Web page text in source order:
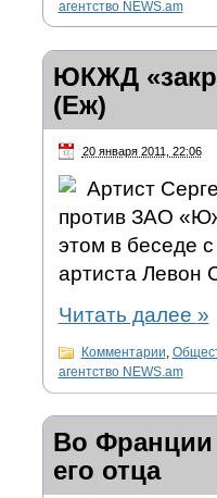
агентство NEWS.am
ЮКЖД
(Еж)
20 января 2011, 22:06
Артист
против ЗАО
этом в беседе
артиста Левон
Читать далее »
Комментарии,
агентство NEWS.am
Во Франции
его отца